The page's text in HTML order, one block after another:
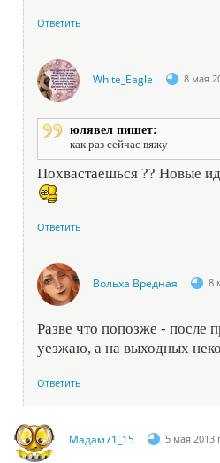
Ответить
White_Eagle 8 мая
юлявел пишет:
как раз сейчас вяжу
Похвастаешься ?? Новые
Ответить
Вольха Вредная 8
Разве что попозже - после
уезжаю, а на выходных
Ответить
Мадам71_15 5 мая 2013